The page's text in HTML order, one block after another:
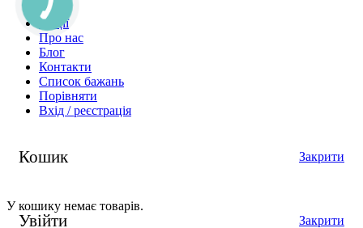
Чай
Акції
Про нас
Блог
Контакти
Список бажань
Порівняти
Вхід / реєстрація
Кошик Закрити
У кошику немає товарів.
Увійти Закрити